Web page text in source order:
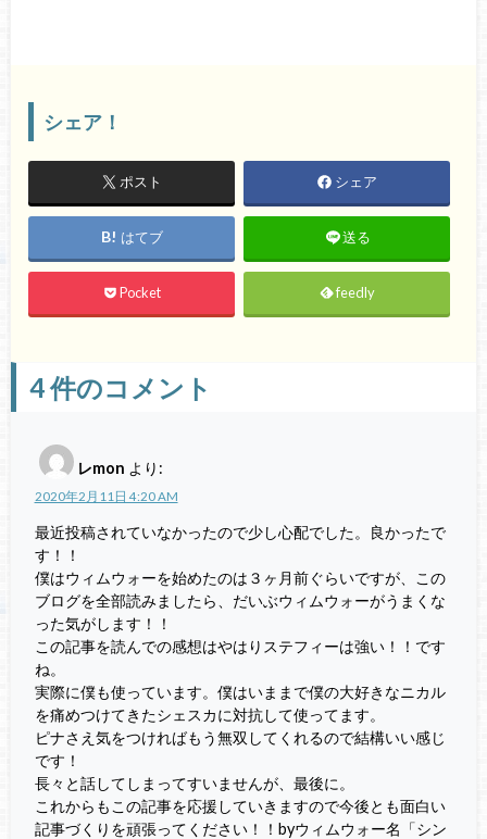
シェア！
ポスト シェア
はてブ 送る
Pocket feedly
4件のコメント
レmon より:
2020年2月11日 4:20 AM
最近投稿されていなかったので少し心配でした。良かったで
す！！
僕はウィムウォーを始めたのは３ヶ月前ぐらいですが、この
ブログを全部読みましたら、だいぶウィムウォーがうまくな
った気がします！！
この記事を読んでの感想はやはりステフィーは強い！！です
ね。
実際に僕も使っています。僕はいままで僕の大好きなニカル
を痛めつけてきたシェスカに対抗して使ってます。
ピナさえ気をつければもう無双してくれるので結構いい感じ
です！
長々と話してしまってすいませんが、最後に。
これからもこの記事を応援していきますので今後とも面白い
記事づくりを頑張ってください！！byウィムウォー名「シン